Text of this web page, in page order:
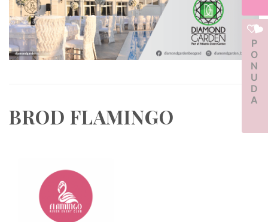
PONUDA
BROD FLAMINGO